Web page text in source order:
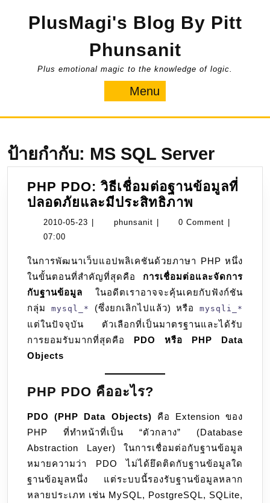
PlusMagi's Blog By Pitt
Phunsanit
Plus emotional magic to the knowledge of logic.
Menu
ป้ายกำกับ: MS SQL Server
PHP PDO: วิธีเชื่อมต่อฐานข้อมูลที่
ปลอดภัยและมีประสิทธิภาพ
PDO:
ต่อ
ฐาน
ข้อมูล
ที่
ปลอดภัย
และ
2010-05-23 2010- phunsanit phunsanit0 Comment
07:00
ในการพัฒนาเว็บแอปพลิเคชันด้วยภาษา PHP หนึ่ง
ในขั้นตอนที่สำคัญที่สุดคือ การเชื่อมต่อและจัดการ
กับฐานข้อมูล ในอดีตเราอาจจะคุ้นเคยกับฟังก์ชัน
กลุ่ม mysql_* (ซึ่งยกเลิกไปแล้ว) หรือ mysqli_*
แต่ในปัจจุบัน ตัวเลือกที่เป็นมาตรฐานและได้รับ
การยอมรับมากที่สุดคือ PDO หรือ PHP Data
Objects
PHP PDO คืออะไร?
PDO (PHP Data Objects) คือ Extension ของ
PHP ที่ทำหน้าที่เป็น “ตัวกลาง” (Database
Abstraction Layer) ในการเชื่อมต่อกับฐานข้อมูล
หมายความว่า PDO ไม่ได้ยึดติดกับฐานข้อมูลใด
ฐานข้อมูลหนึ่ง แต่ระบบนี้รองรับฐานข้อมูลหลาก
หลายประเภท เช่น MySQL, PostgreSQL, SQLite,